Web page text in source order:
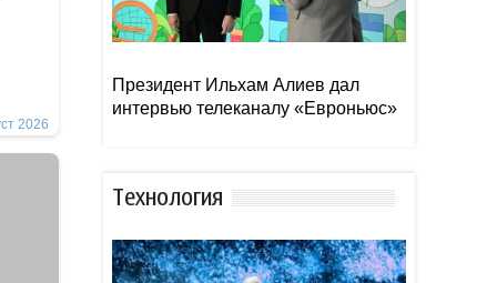
2026
Президент Ильхам Алиев дал
интервью телеканалу «Евроньюс»
Тexнoлoгия